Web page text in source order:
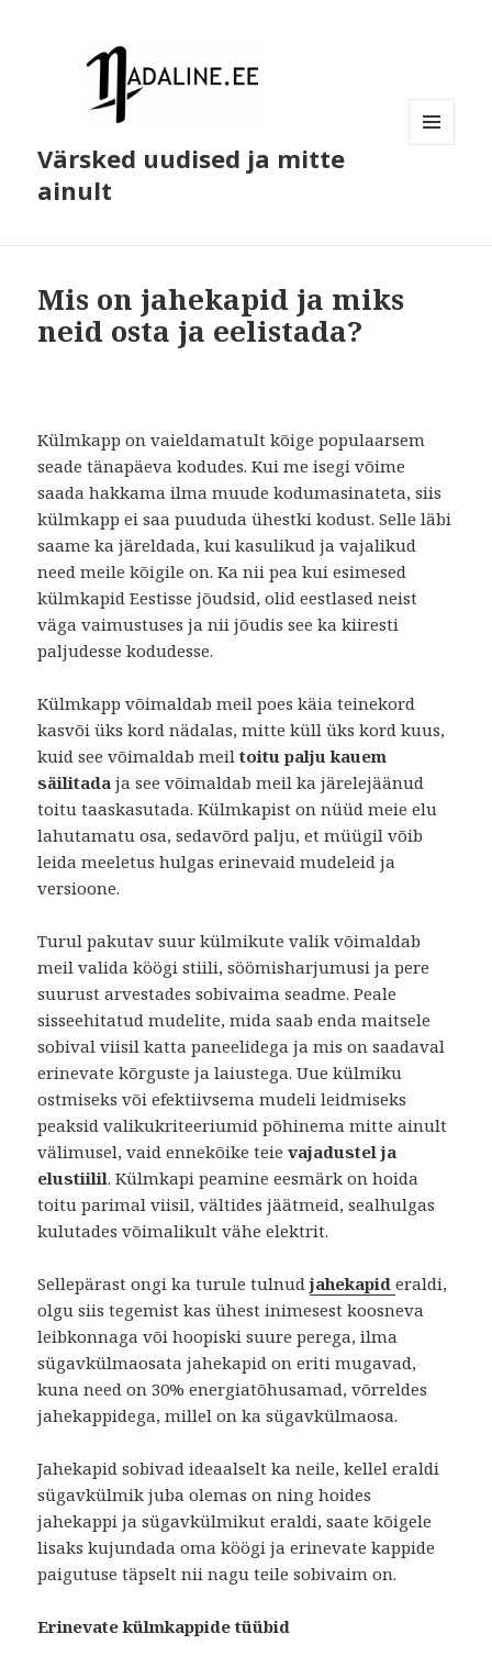
Värsked uudised ja mitte
ainult
Mis on jahekapid ja miks
neid osta ja eelistada?
Külmkapp on vaieldamatult kõige populaarsem
seade tänapäeva kodudes. Kui me isegi võime
saada hakkama ilma muude kodumasinateta, siis
külmkapp ei saa puududa ühestki kodust. Selle läbi
saame ka järeldada, kui kasulikud ja vajalikud
need meile kõigile on. Ka nii pea kui esimesed
külmkapid Eestisse jõudsid, olid eestlased neist
väga vaimustuses ja nii jõudis see ka kiiresti
paljudesse kodudesse.
Külmkapp võimaldab meil poes käia teinekord
kasvõi üks kord nädalas, mitte küll üks kord kuus,
kuid see võimaldab meiltoitu palju kauem
säilitada ja see võimaldab meil ka järelejäänud
toitu taaskasutada. Külmkapist on nüüd meie elu
lahutamatu osa, sedavõrd palju, et müügil võib
leida meeletus hulgas erinevaid mudeleid ja
versioone.
Turul pakutav suur külmikute valik võimaldab
meil valida köögi stiili, söömisharjumusi ja pere
suurust arvestades sobivaima seadme. Peale
sisseehitatud mudelite, mida saab enda maitsele
sobival viisil katta paneelidega ja mis on saadaval
erinevate kõrguste ja laiustega. Uue külmiku
ostmiseks või efektiivsema mudeli leidmiseks
peaksid valikukriteeriumid põhinema mitte ainult
välimusel, vaid ennekõike teievajadustel ja
elustiilil. Külmkapi peamine eesmärk on hoida
toitu parimal viisil, vältides jäätmeid, sealhulgas
kulutades võimalikult vähe elektrit.
Sellepärast ongi ka turule tulnudjahekapid eraldi,
olgu siis tegemist kas ühest inimesest koosneva
leibkonnaga või hoopiski suure perega, ilma
sügavkülmaosata jahekapid on eriti mugavad,
kuna need on 30% energiatõhusamad, võrreldes
jahekappidega, millel on ka sügavkülmaosa.
Jahekapid sobivad ideaalselt ka neile, kellel eraldi
sügavkülmik juba olemas on ning hoides
jahekappi ja sügavkülmikut eraldi, saate kõigele
lisaks kujundada oma köögi ja erinevate kappide
paigutuse täpselt nii nagu teile sobivaim on.
Erinevate külmkappide tüübid